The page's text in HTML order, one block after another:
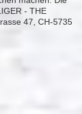
- THE
47, CH-5735